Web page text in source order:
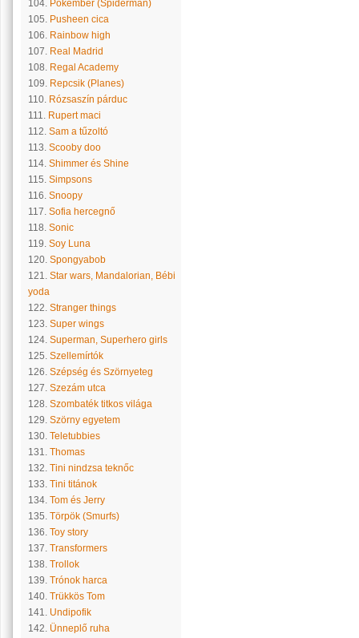
104. Pókember (Spiderman)
105. Pusheen cica
106. Rainbow high
107. Real Madrid
108. Regal Academy
109. Repcsik (Planes)
110. Rózsaszín párduc
111. Rupert maci
112. Sam a tűzoltó
113. Scooby doo
114. Shimmer és Shine
115. Simpsons
116. Snoopy
117. Sofia hercegnő
118. Sonic
119. Soy Luna
120. Spongyabob
121. Star wars, Mandalorian, Bébi
yoda
122. Stranger things
123. Super wings
124. Superman, Superhero girls
125. Szellemírtók
126. Szépség és Szörnyeteg
127. Szezám utca
128. Szombaték titkos világa
129. Szörny egyetem
130. Teletubbies
131. Thomas
132. Tini nindzsa teknőc
133. Tini titánok
134. Tom és Jerry
135. Törpök (Smurfs)
136. Toy story
137. Transformers
138. Trollok
139. Trónok harca
140. Trükkös Tom
141. Undipofik
142. Ünneplő ruha